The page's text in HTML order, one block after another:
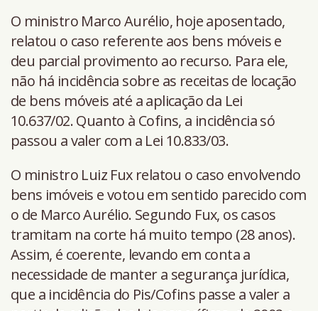
O ministro Marco Aurélio, hoje aposentado,
relatou o caso referente aos bens móveis e
deu parcial provimento ao recurso. Para ele,
não há incidência sobre as receitas de locação
de bens móveis até a aplicação da Lei
10.637/02. Quanto à Cofins, a incidência só
passou a valer com a Lei 10.833/03.
O ministro Luiz Fux relatou o caso envolvendo
bens imóveis e votou em sentido parecido com
o de Marco Aurélio. Segundo Fux, os casos
tramitam na corte há muito tempo (28 anos).
Assim, é coerente, levando em conta a
necessidade de manter a segurança jurídica,
que a incidência do Pis/Cofins passe a valer a